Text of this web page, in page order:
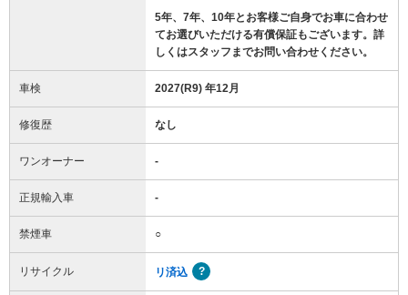
5年、7年、10年とお客様ご自身でお車に合わせ
てお選びいただける有償保証もございます。詳
しくはスタッフまでお問い合わせください。
車検 2027(R9) 年12月
修復歴 なし
ワンオーナー -
正規輸入車 -
禁煙車 ○
リサイクル リ済込